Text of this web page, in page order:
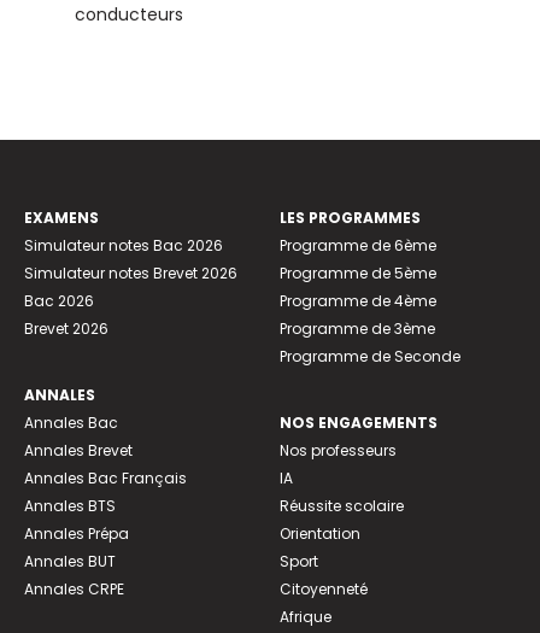
conducteurs
EXAMENS
Simulateur notes Bac 2026
Simulateur notes Brevet 2026
Bac 2026
Brevet 2026
ANNALES
Annales Bac
Annales Brevet
Annales Bac Français
Annales BTS
Annales Prépa
Annales BUT
Annales CRPE
LES PROGRAMMES
Programme de 6ème
Programme de 5ème
Programme de 4ème
Programme de 3ème
Programme de Seconde
NOS ENGAGEMENTS
Nos professeurs
IA
Réussite scolaire
Orientation
Sport
Citoyenneté
Afrique